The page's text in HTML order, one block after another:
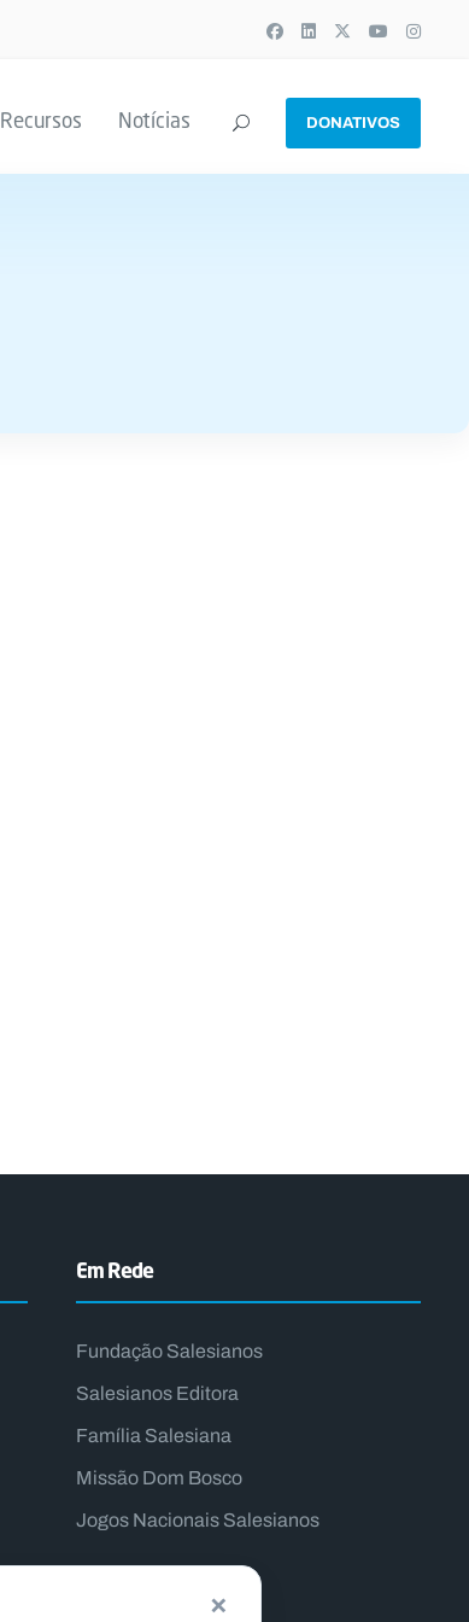
Recursos Notícias DONATIVOS
Em Rede
Fundação Salesianos
Salesianos Editora
Família Salesiana
Missão Dom Bosco
Jogos Nacionais Salesianos
×